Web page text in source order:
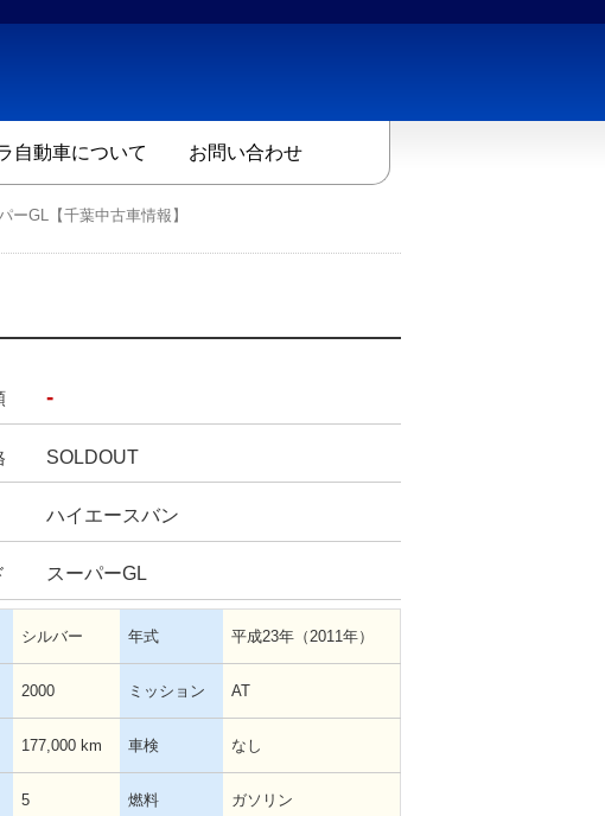
自動車について お問い合わせ
GL【千葉中古車情報】
-
SOLDOUT
ハイエースバン
スーパーGL
シルバー 年式 平成23年（2011年）
2000 ミッション AT
177,000 km 車検 なし
5 燃料 ガソリン